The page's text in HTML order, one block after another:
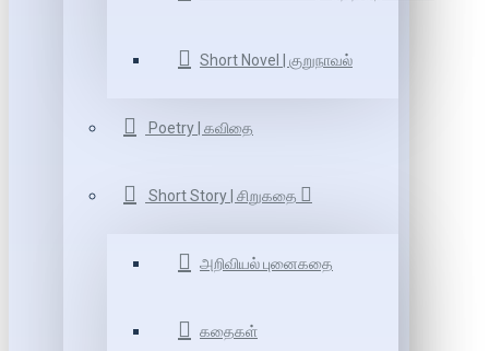
Short Novel | குறுநாவல்
Poetry | கவிதை
Short Story | சிறுகதை
அறிவியல் புனைகதை
கதைகள்